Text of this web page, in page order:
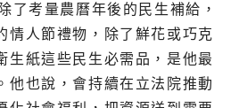
了考量農曆年後的民生補給，
情人節禮物，除了鮮花或巧克
生紙這些民生必需品，是他最
他也說，會持續在立法院推動